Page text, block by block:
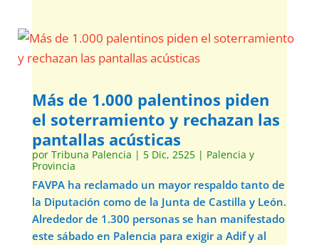
Más de 1.000 palentinos piden
el soterramiento y rechazan las
pantallas acústicas
por Tribuna Palencia | 5 Dic, 2525| Palencia y
Provincia
FAVPA ha reclamado un mayor respaldo tanto de
la Diputación como de la Junta de Castilla y León.
Alrededor de 1.300 personas se han manifestado
este sábado en Palencia para exigir a Adif y al